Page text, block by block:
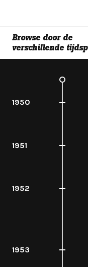
Browse door de
verschillende
1950
1951
1952
1953